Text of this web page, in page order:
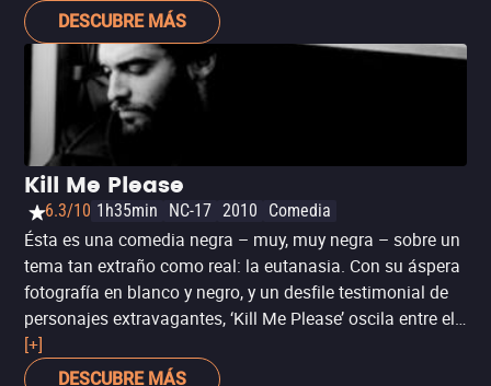
pero lo cierto es que usa a su favor uno de los pocos
lenguajes universales: el futbol.
DESCUBRE MÁS
Kill Me Please
6.3/10 1h35min NC-17 2010 Comedia
Ésta es una comedia negra – muy, muy negra – sobre un
tema tan extraño como real: la eutanasia. Con su áspera
fotografía en blanco y negro, y un desfile testimonial de
personajes extravagantes, ‘Kill Me Please’ oscila entre el
existencialismo y el absurdo más gracioso para plantear
la pregunta central sobre el suicidio asistido: ¿quién tiene
[+]
DESCUBRE MÁS